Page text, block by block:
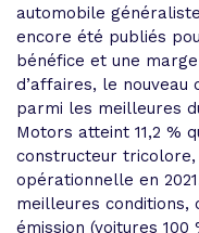
automobile
encore été publiés
bénéfice et une
d’affaires, le
parmi les meilleures
Motors atteint 11,2 %
constructeur tricolore,
opérationnelle en
meilleures conditions,
émission (voitures